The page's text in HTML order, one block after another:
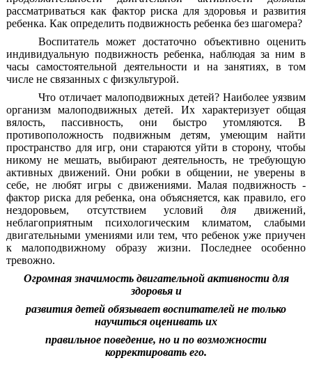
рассматриваться как фактор риска для здоровья и развития
ребенка. Как определить подвижность ребенка без шагомера?
Воспитатель может достаточно объективно оценить
индивидуальную подвижность ребенка, наблюдая за ним в
часы самостоятельной деятельности и на занятиях, в том
числе не связанных с физкультурой.
Что отличает малоподвижных детей? Наиболее уязвим
организм малоподвижных детей. Их характеризует общая
вялость, пассивность, они быстро утомляются. В
противоположность подвижным детям, умеющим найти
пространство для игр, они стараются уйти в сторону, чтобы
никому не мешать, выбирают деятельность, не требующую
активных движений. Они робки в общении, не уверены в
себе, не любят игры с движениями. Малая подвижность -
фактор риска для ребенка, она объясняется, как правило, его
нездоровьем, отсутствием условийдля движений,
неблагоприятным психологическим климатом, слабыми
двигательными умениями или тем, что ребенок уже приучен
к малоподвижному образу жизни. Последнее особенно
тревожно.
Огромная значимость двигательной активности для
здоровья и
развития детей обязывает воспитателей не только
научиться оценивать их
правильное поведение, но и по возможности
корректировать его.